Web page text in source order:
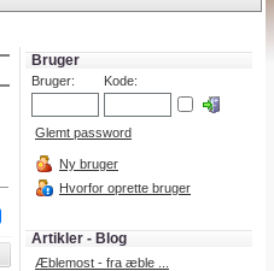
Bruger
Bruger: Kode:
Glemt password
Ny bruger
Hvorfor oprette bruger
Artikler - Blog
Æblemost - fra æble ...